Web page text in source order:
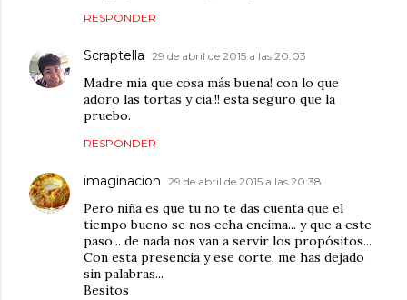
RESPONDER
Scraptella 29 de abril de 2015 a las 20:03
Madre mia que cosa más buena! con lo que
adoro las tortas y cia.!! esta seguro que la
pruebo.
RESPONDER
imaginacion 29 de abril de 2015 a las 20:38
Pero niña es que tu no te das cuenta que el
tiempo bueno se nos echa encima... y que a este
paso... de nada nos van a servir los propósitos...
Con esta presencia y ese corte, me has dejado
sin palabras...
Besitos